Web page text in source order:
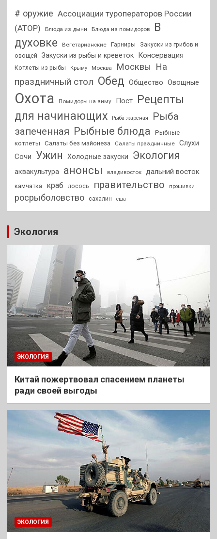
# оружие Ассоциации туроператоров России
(АТОР)
Блюда из дыни Блюда из помидоров
В
духовке
Вегетарианские Гарниры
Закуски из грибов и
овощей
Закуски из рыбы и креветок Консервация
Котлеты из рыбы Крыму Москва Москвы На
праздничный стол Обед Общество Овощные
Охота Помидоры на зиму Пост
Рецепты
для начинающих
Рыба жареная
Рыба
запеченная Рыбные блюда
Рыбные
котлеты
Салаты без майонеза Салаты праздничные
Слухи
Сочи
Ужин Холодные закуски Экология
аквакультура анонсы владивосток дальний восток
камчатка краб лосось правительство прошивки
росрыболовство сахалин сша
Экология
ЭКОЛОГИЯ
Китай пожертвовал спасением планеты
ради своей выгоды
ЭКОЛОГИЯ